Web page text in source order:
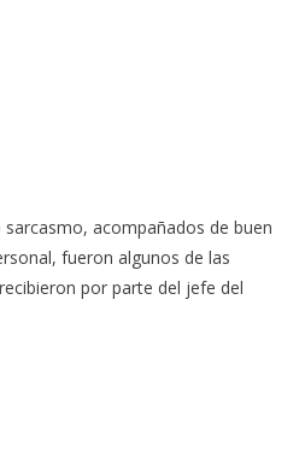
acompañados de buen
fueron algunos de las
por parte del jefe del